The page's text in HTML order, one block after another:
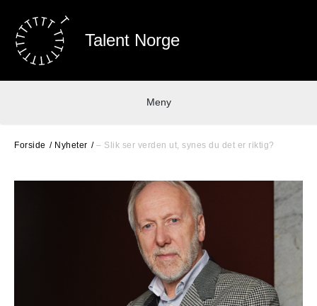
Talent Norge
Meny
Forside Nyheter – Slik ser verden ut, synes du det er riktig?